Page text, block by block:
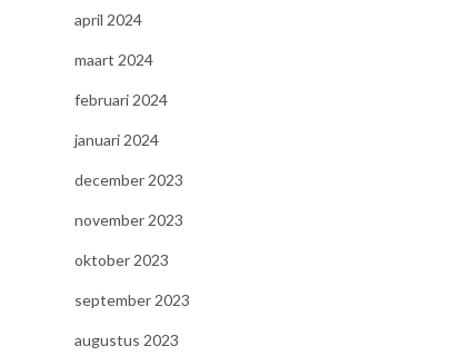
april 2024
maart 2024
februari 2024
januari 2024
december 2023
november 2023
oktober 2023
september 2023
augustus 2023